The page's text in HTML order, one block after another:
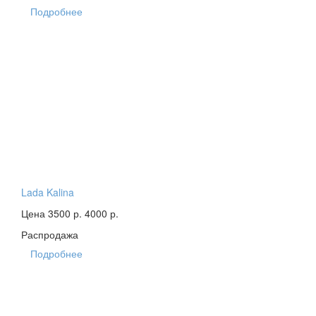
Подробнее
Lada Kalina
Цена 3500 р. 4000 р.
Распродажа
Подробнее